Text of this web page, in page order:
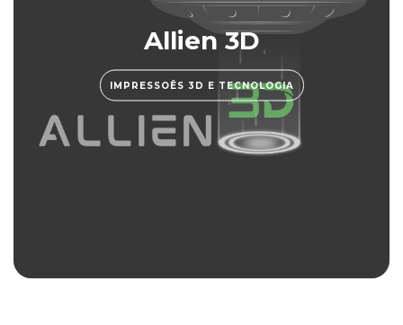
Allien 3D
IMPRESSOÊS 3D E TECNOLOGIA